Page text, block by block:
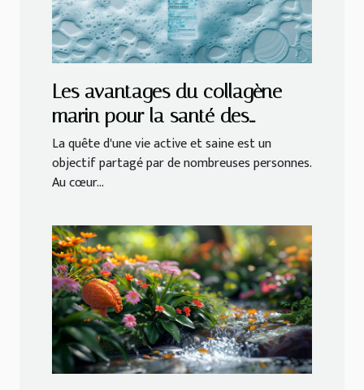
Les avantages du collagène
marin pour la santé des
articulations
La quête d'une vie active et saine est un
objectif partagé par de nombreuses personnes.
Au cœur...